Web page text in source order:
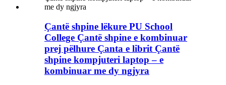
Çantë shpine lëkure PU School
College Çantë shpine e kombinuar
prej pëlhure Çanta e librit Çantë
shpine kompjuteri laptop – e
kombinuar me dy ngjyra